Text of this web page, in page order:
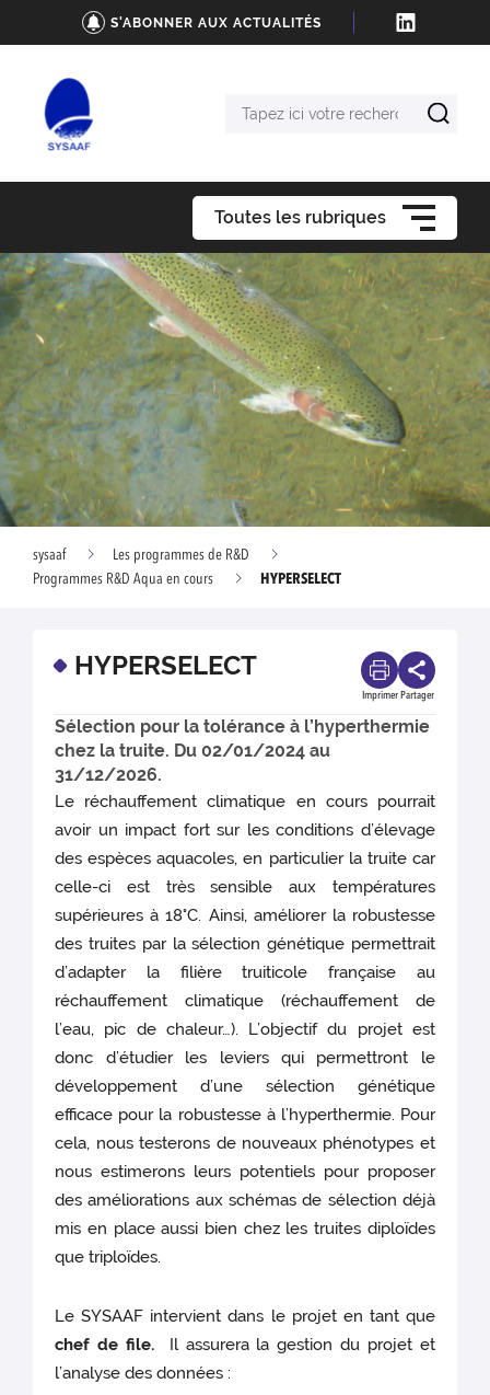
S'ABONNER AUX ACTUALITÉS
Toutes les rubriques
sysaaf
Les programmes de R&D
Programmes R&D Aqua en cours
HYPERSELECT
HYPERSELECT
Imprimer Partager
Sélection pour la tolérance à l’hyperthermie
chez la truite. Du 02/01/2024 au
31/12/2026.
Le réchauffement climatique en cours pourrait
avoir un impact fort sur les conditions d’élevage
des espèces aquacoles, en particulier la truite car
celle-ci est très sensible aux températures
supérieures à 18°C. Ainsi, améliorer la robustesse
des truites par la sélection génétique permettrait
d’adapter la filière truiticole française au
réchauffement climatique (réchauffement de
l’eau, pic de chaleur…). L’objectif du projet est
donc d’étudier les leviers qui permettront le
développement d’une sélection génétique
efficace pour la robustesse à l’hyperthermie. Pour
cela, nous testerons de nouveaux phénotypes et
nous estimerons leurs potentiels pour proposer
des améliorations aux schémas de sélection déjà
mis en place aussi bien chez les truites diploïdes
que triploïdes.
Le SYSAAF intervient dans le projet en tant que
chef de file.Il assurera la gestion du projet et
l’analyse des données :